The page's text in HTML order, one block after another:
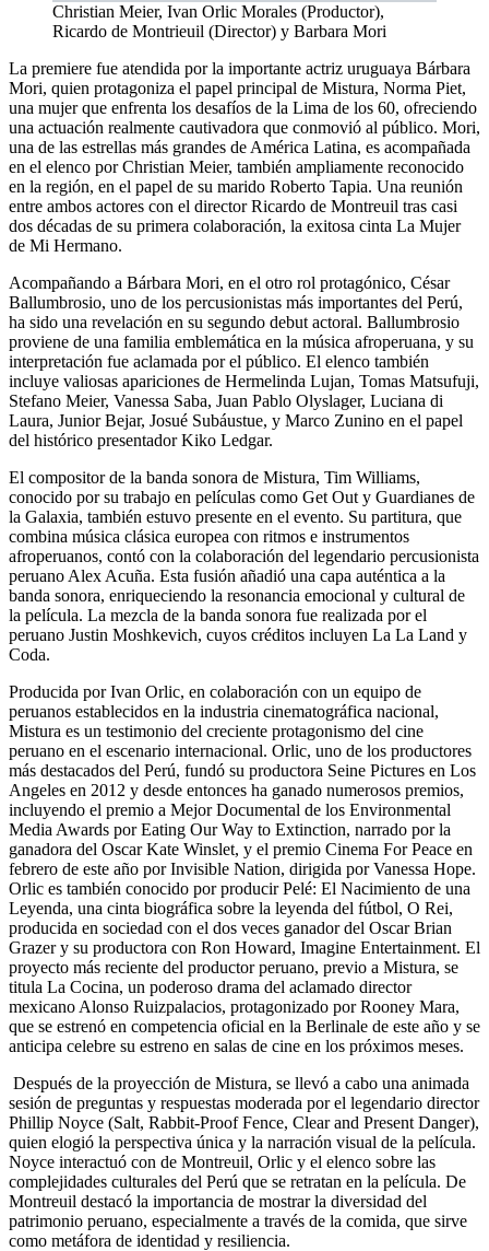
Christian Meier, Ivan Orlic Morales (Productor),
Ricardo de Montrieuil (Director) y Barbara Mori
La premiere fue atendida por la importante actriz uruguaya Bárbara
Mori, quien protagoniza el papel principal de Mistura, Norma Piet,
una mujer que enfrenta los desafíos de la Lima de los 60, ofreciendo
una actuación realmente cautivadora que conmovió al público. Mori,
una de las estrellas más grandes de América Latina, es acompañada
en el elenco por Christian Meier, también ampliamente reconocido
en la región, en el papel de su marido Roberto Tapia. Una reunión
entre ambos actores con el director Ricardo de Montreuil tras casi
dos décadas de su primera colaboración, la exitosa cinta La Mujer
de Mi Hermano.
Acompañando a Bárbara Mori, en el otro rol protagónico, César
Ballumbrosio, uno de los percusionistas más importantes del Perú,
ha sido una revelación en su segundo debut actoral. Ballumbrosio
proviene de una familia emblemática en la música afroperuana, y su
interpretación fue aclamada por el público. El elenco también
incluye valiosas apariciones de Hermelinda Lujan, Tomas Matsufuji,
Stefano Meier, Vanessa Saba, Juan Pablo Olyslager, Luciana di
Laura, Junior Bejar, Josué Subáustue, y Marco Zunino en el papel
del histórico presentador Kiko Ledgar.
El compositor de la banda sonora de Mistura, Tim Williams,
conocido por su trabajo en películas como Get Out y Guardianes de
la Galaxia, también estuvo presente en el evento. Su partitura, que
combina música clásica europea con ritmos e instrumentos
afroperuanos, contó con la colaboración del legendario percusionista
peruano Alex Acuña. Esta fusión añadió una capa auténtica a la
banda sonora, enriqueciendo la resonancia emocional y cultural de
la película. La mezcla de la banda sonora fue realizada por el
peruano Justin Moshkevich, cuyos créditos incluyen La La Land y
Coda.
Producida por Ivan Orlic, en colaboración con un equipo de
peruanos establecidos en la industria cinematográfica nacional,
Mistura es un testimonio del creciente protagonismo del cine
peruano en el escenario internacional. Orlic, uno de los productores
más destacados del Perú, fundó su productora Seine Pictures en Los
Angeles en 2012 y desde entonces ha ganado numerosos premios,
incluyendo el premio a Mejor Documental de los Environmental
Media Awards por Eating Our Way to Extinction, narrado por la
ganadora del Oscar Kate Winslet, y el premio Cinema For Peace en
febrero de este año por Invisible Nation, dirigida por Vanessa Hope.
Orlic es también conocido por producir Pelé: El Nacimiento de una
Leyenda, una cinta biográfica sobre la leyenda del fútbol, O Rei,
producida en sociedad con el dos veces ganador del Oscar Brian
Grazer y su productora con Ron Howard, Imagine Entertainment. El
proyecto más reciente del productor peruano, previo a Mistura, se
titula La Cocina, un poderoso drama del aclamado director
mexicano Alonso Ruizpalacios, protagonizado por Rooney Mara,
que se estrenó en competencia oficial en la Berlinale de este año y se
anticipa celebre su estreno en salas de cine en los próximos meses.
Después de la proyección de Mistura, se llevó a cabo una animada
sesión de preguntas y respuestas moderada por el legendario director
Phillip Noyce (Salt, Rabbit-Proof Fence, Clear and Present Danger),
quien elogió la perspectiva única y la narración visual de la película.
Noyce interactuó con de Montreuil, Orlic y el elenco sobre las
complejidades culturales del Perú que se retratan en la película. De
Montreuil destacó la importancia de mostrar la diversidad del
patrimonio peruano, especialmente a través de la comida, que sirve
como metáfora de identidad y resiliencia.